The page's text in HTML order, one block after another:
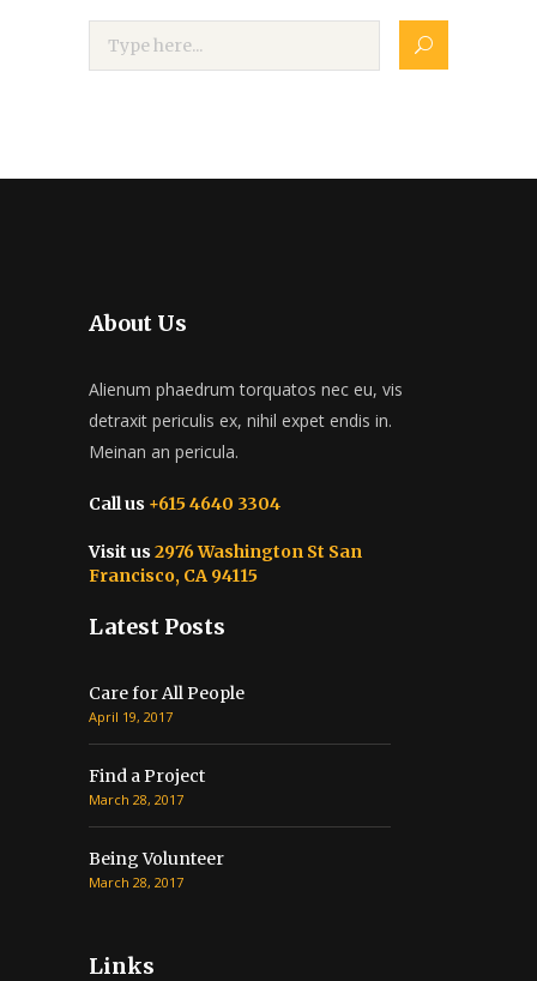
About Us
Alienum phaedrum torquatos nec eu, vis
detraxit periculis ex, nihil expet endis in.
Meinan an pericula.
Call us +615 4640 3304
Visit us 2976 Washington St San
Francisco, CA 94115
Latest Posts
Care for All People
April 19, 2017
Find a Project
March 28, 2017
Being Volunteer
March 28, 2017
Links